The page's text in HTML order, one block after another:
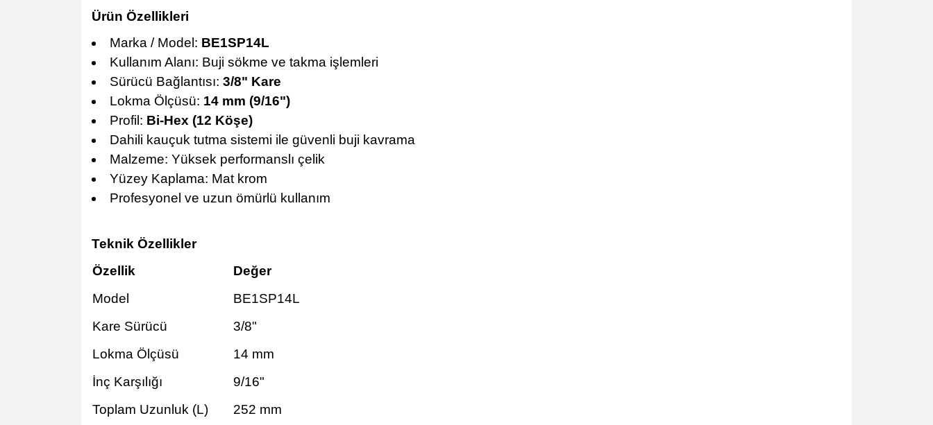
Ürün Özellikleri
Marka / Model: BE1SP14L
Kullanım Alanı: Buji sökme ve takma işlemleri
Sürücü Bağlantısı: 3/8" Kare
Lokma Ölçüsü: 14 mm (9/16")
Profil: Bi-Hex (12 Köşe)
Dahili kauçuk tutma sistemi ile güvenli buji kavrama
Malzeme: Yüksek performanslı çelik
Yüzey Kaplama: Mat krom
Profesyonel ve uzun ömürlü kullanım
Teknik Özellikler
Özellik
Değer
Model
BE1SP14L
Kare Sürücü
3/8"
Lokma Ölçüsü
14 mm
İnç Karşılığı
9/16"
Toplam Uzunluk (L)
252 mm